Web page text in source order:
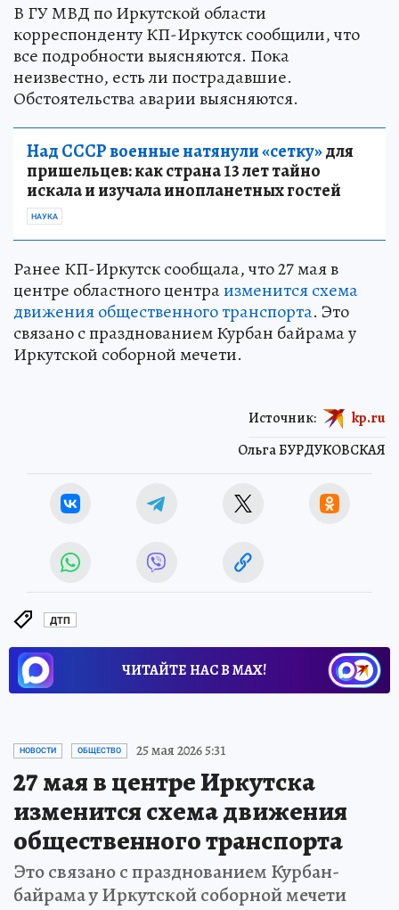
В ГУ МВД по Иркутской области
корреспонденту КП-Иркутск сообщили, что
все подробности выясняются. Пока
неизвестно, есть ли пострадавшие.
Обстоятельства аварии выясняются.
Над СССР военные натянули «сетку»для
пришельцев: как страна 13 лет тайно
искала и изучала инопланетных гостей
НАУКА
Ранее КП-Иркутск сообщала, что 27 мая в
центре областного центраизменится схема
движения общественного транспорта. Это
связано с празднованием Курбан байрама у
Иркутской соборной мечети.
Ольга БУРДУКОВСКАЯ
Источник: kp.ru
ДТП
ЧИТАЙТЕ НАС В МАХ!
НОВОСТИ ОБЩЕСТВО 25 мая 2026 5:31
27 мая в центре Иркутска
изменится схема движения
общественного транспорта
Это связано с празднованием Курбан-
байрама у Иркутской соборной мечети